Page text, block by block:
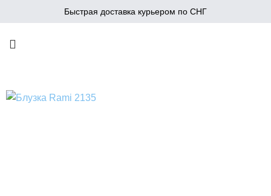
Быстрая доставка курьером по СНГ